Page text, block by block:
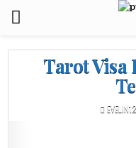
Tarot Visa